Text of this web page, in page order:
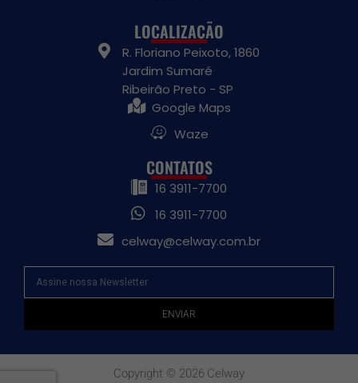
LOCALIZAÇÃO
R. Floriano Peixoto, 1860
Jardim Sumaré
Ribeirão Preto - SP
Google Maps
Waze
CONTATOS
16 3911-7700
16 3911-7700
celway@celway.com.br
ENVIAR
Copyright © 2026 Celway